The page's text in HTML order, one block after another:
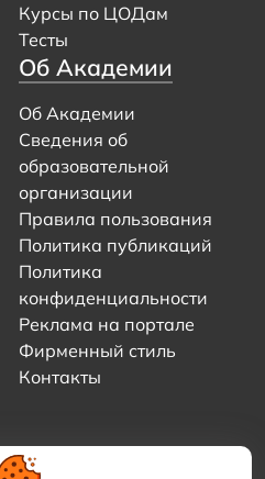
Курсы по ЦОДам
Тесты
Об Академии
Об Академии
Сведения об
образовательной
организации
Правила пользования
Политика публикаций
Политика
конфиденциальности
Реклама на портале
Фирменный стиль
Контакты